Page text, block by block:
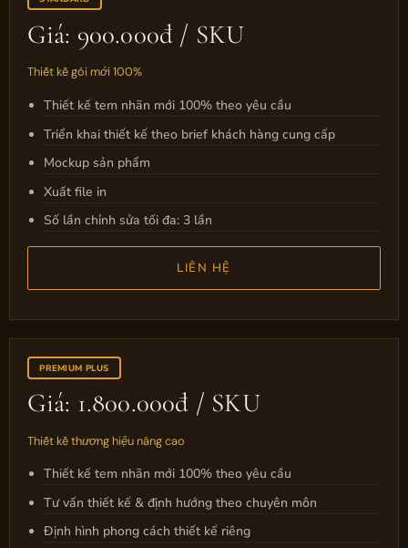
Giá: 900.000đ / SKU
Thiết kế gói mới 100%
Thiết kế tem nhãn mới 100% theo yêu cầu
Triển khai thiết kế theo brief khách hàng cung cấp
Mockup sản phẩm
Xuất file in
Số lần chỉnh sửa tối đa: 3 lần
LIÊN HỆ
PREMIUM PLUS
Giá: 1.800.000đ / SKU
Thiết kế thương hiệu nâng cao
Thiết kế tem nhãn mới 100% theo yêu cầu
Tư vấn thiết kế & định hướng theo chuyên môn
Định hình phong cách thiết kế riêng